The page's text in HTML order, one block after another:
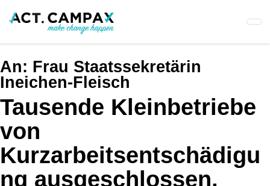
An: Frau Staatssekretärin
Ineichen-Fleisch
Tausende Kleinbetriebe
von
Kurzarbeitsentschädigu
ng ausgeschlossen,